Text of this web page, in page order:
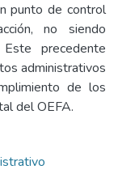
punto de control
no siendo
precedente
administrativos
de los
del OEFA.